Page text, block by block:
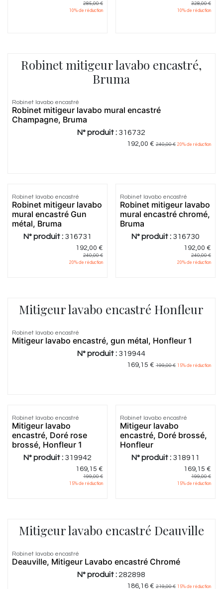
285,00€
10% de réduction
328,00€
10% de réduction
Robinet mitigeur lavabo encastré,
Bruma
Robinet lavabo encastré
Robinet mitigeur lavabo mural encastré
Champagne, Bruma
N° produit : 316732
192,00 € 240,00€ 20% de réduction
Robinet lavabo encastré
Robinet mitigeur lavabo
mural encastré Gun
métal, Bruma
N° produit : 316731
192,00 €
240,00€
20% de réduction
Robinet lavabo encastré
Robinet mitigeur lavabo
mural encastré chromé,
Bruma
N° produit : 316730
192,00 €
240,00€
20% de réduction
Mitigeur lavabo encastré Honfleur
Robinet lavabo encastré
Mitigeur lavabo encastré, gun métal, Honfleur 1
N° produit : 319944
169,15 € 199,00€ 15% de réduction
Robinet lavabo encastré
Mitigeur lavabo
encastré, Doré rose
brossé, Honfleur 1
N° produit : 319942
169,15 €
199,00€
15% de réduction
Robinet lavabo encastré
Mitigeur lavabo
encastré, Doré brossé,
Honfleur
N° produit : 318911
169,15 €
199,00€
15% de réduction
Mitigeur lavabo encastré Deauville
Robinet lavabo encastré
Deauville, Mitigeur Lavabo encastré Chromé
N° produit : 282898
186,16€ 219,00€ 15% de réduction